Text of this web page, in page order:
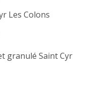
Les Colons
granulé Saint Cyr